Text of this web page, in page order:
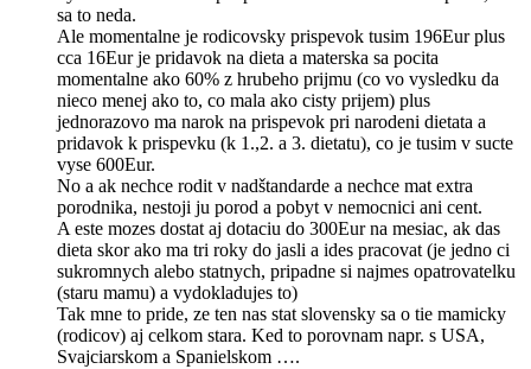
sa to neda.
Ale momentalne je rodicovsky prispevok tusim 196Eur plus
cca 16Eur je pridavok na dieta a materska sa pocita
momentalne ako 60% z hrubeho prijmu (co vo vysledku da
nieco menej ako to, co mala ako cisty prijem) plus
jednorazovo ma narok na prispevok pri narodeni dietata a
pridavok k prispevku (k 1.,2. a 3. dietatu), co je tusim v sucte
vyse 600Eur.
No a ak nechce rodit v nadštandarde a nechce mat extra
porodnika, nestoji ju porod a pobyt v nemocnici ani cent.
A este mozes dostat aj dotaciu do 300Eur na mesiac, ak das
dieta skor ako ma tri roky do jasli a ides pracovat (je jedno ci
sukromnych alebo statnych, pripadne si najmes opatrovatelku
(staru mamu) a vydokladujes to)
Tak mne to pride, ze ten nas stat slovensky sa o tie mamicky
(rodicov) aj celkom stara. Ked to porovnam napr. s USA,
Svajciarskom a Spanielskom ….